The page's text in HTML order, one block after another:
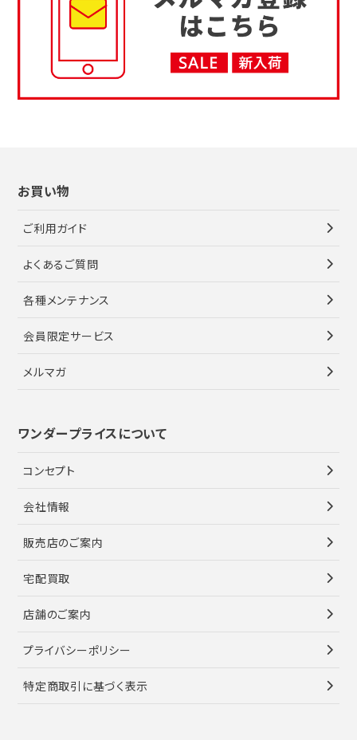
お買い物
ご利用ガイド
よくあるご質問
各種メンテナンス
会員限定サービス
メルマガ
ワンダープライスについて
コンセプト
会社情報
販売店のご案内
宅配買取
店舗のご案内
プライバシーポリシー
特定商取引に基づく表示